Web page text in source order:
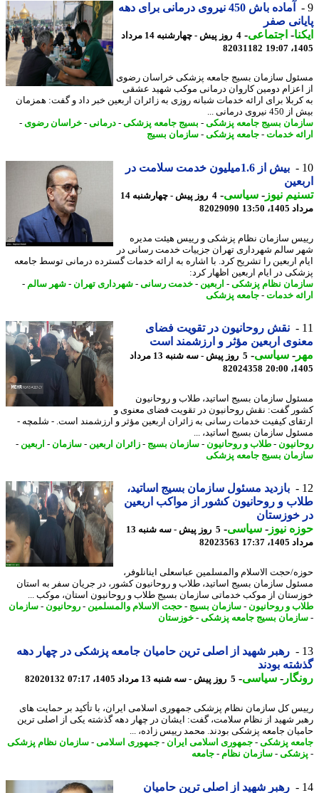
آماده باش 450 نیروی درمانی برای دهه
صفر
-اجتماعی-
4 روز پیش - چهارشنبه 14 مرداد
82031182
سازمان بسیج جامعه پزشکی خراسان رضوی
دومین کاروان درمانی موکب شهید عشقی
برای ارائه خدمات شبانه روزی به زائران اربعین خبر داد و گفت: همزمان
درمانی ...
بسیج جامعه پزشکی-بسیج جامعه پزشکی-درمانی-خراسان رضوی-
خدمات-جامعه پزشکی-سازمان بسیج
بیش از 1.6میلیون خدمت سلامت در
نیوز-سیاسی-
4 روز پیش - چهارشنبه 14
13:50
82029090
سازمان نظام پزشکی و رییس هیئت مدیره
سالم شهرداری تهران جزییات خدمت رسانی در
اربعین را تشریح کرد. با اشاره به ارائه خدمات گسترده درمانی توسط جامعه
در ایام اربعین اظهار کرد:
نظام پزشکی-اربعین -خدمت رسانی-شهرداری تهران- شهر سالم-
خدمات-جامعه پزشکی
نقش روحانیون در تقویت فضای
اربعین مؤثر و ارزشمند است
-سیاسی-
5 روز پیش - سه شنبه 13 مرداد
82024358
سازمان بسیج اساتید، طلاب و روحانیون
گفت: نقش روحانیون در تقویت فضای معنوی و
کیفیت خدمات رسانی به زائران اربعین مؤثر و ارزشمند است. - شلمچه -
سازمان بسیج اساتید، ...
-طلاب و روحانیون-سازمان بسیج-زائران اربعین -سازمان -اربعین -
بسیج جامعه پزشکی
بازدید مسئول سازمان بسیج اساتید،
و روحانیون کشور از مواکب اربعین
خوزستان
نیوز-سیاسی-
5 روز پیش - سه شنبه 13
17:37
82023563
حجت الاسلام والمسلمین عباسعلی اینانلوفر،
سازمان بسیج اساتید، طلاب و روحانیون کشور، در جریان سفر به استان
از موکب خدماتی سازمان بسیج طلاب و روحانیون استان، موکب ...
و روحانیون-سازمان بسیج-حجت الاسلام والمسلمین-روحانیون-سازمان
بسیج جامعه پزشکی-خوزستان
رهبر شهید از اصلی ترین حامیان جامعه پزشکی در چهار دهه
بودند
-سیاسی-5 روز پیش - سه شنبه 13 مرداد 1405، 07:17 82020132
کل سازمان نظام پزشکی جمهوری اسلامی ایران، با تأکید بر حمایت های
شهید از نظام سلامت، گفت: ایشان در چهار دهه گذشته یکی از اصلی ترین
جامعه پزشکی بودند. محمد رییس زاده، ...
پزشکی-جمهوری اسلامی ایران - جمهوری اسلامی-سازمان نظام پزشکی
-سازمان نظام-جامعه
رهبر شهید از اصلی ترین حامیان